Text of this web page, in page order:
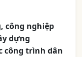
công nghiệp
dựng
công trình dân